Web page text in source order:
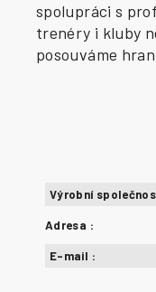
spolupráci s
trenéry i kluby
posouváme
Výrobní
Adresa :
E-mail :